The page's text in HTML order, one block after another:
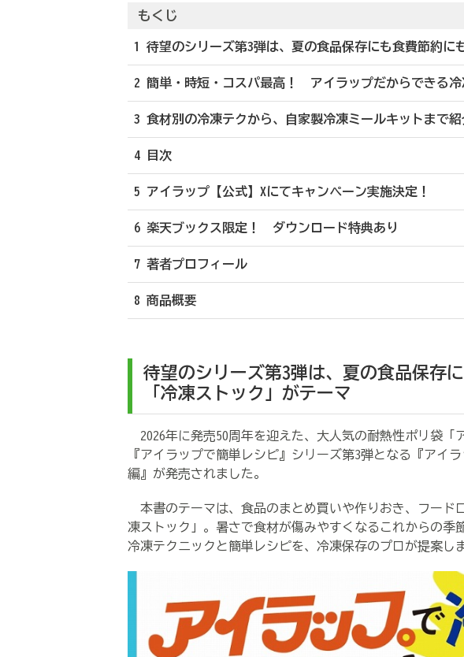
もくじ
1 待望のシリーズ第3弾は、夏の食品保存にも食費節約に
2 簡単・時短・コスパ最高！ アイラップだからできる冷
3 食材別の冷凍テクから、自家製冷凍ミールキットまで紹
4 目次
5 アイラップ【公式】Xにてキャンペーン実施決定！
6 楽天ブックス限定！ ダウンロード特典あり
7 著者プロフィール
8 商品概要
待望のシリーズ第3弾は、夏の食品保存
「冷凍ストック」がテーマ
2026年に発売50周年を迎えた、大人気の耐熱性ポリ袋「
『アイラップで簡単レシピ』シリーズ第3弾となる『アイ
編』が発売されました。
本書のテーマは、食品のまとめ買いや作りおき、フード
凍ストック」。暑さで食材が傷みやすくなるこれからの季
冷凍テクニックと簡単レシピを、冷凍保存のプロが提案し